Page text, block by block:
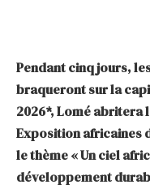
Pendant cinq jours,
braqueront sur la
2026*, Lomé abritera
Exposition africaines
le thème « Un ciel
développement